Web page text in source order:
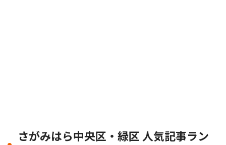
さがみはら中央区・緑区 人気記事ラン